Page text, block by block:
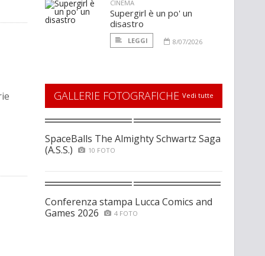
CINEMA
Supergirl è un po' un
disastro
LEGGI 8/07/2026
GALLERIE FOTOGRAFICHE Vedi tutte
SpaceBalls The Almighty Schwartz Saga
(A.S.S.)
10 FOTO
Conferenza stampa Lucca Comics and
Games 2026
4 FOTO